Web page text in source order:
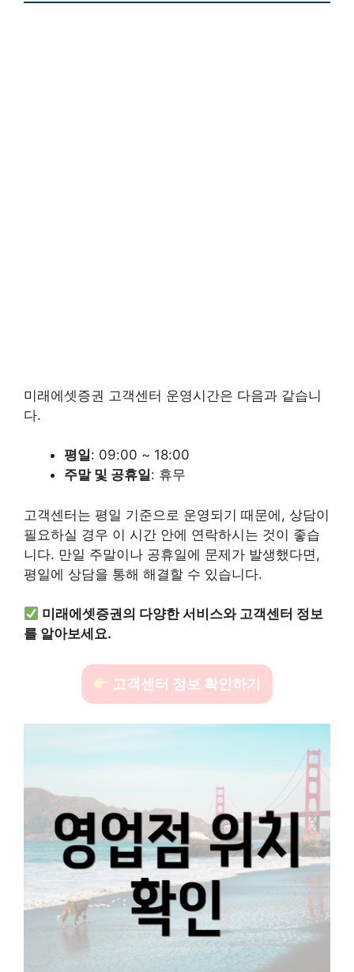
미래에셋증권 고객센터 운영시간은 다음과 같습니
다.
평일: 09:00 ~ 18:00
주말 및 공휴일: 휴무
고객센터는 평일 기준으로 운영되기 때문에, 상담이
필요하실 경우 이 시간 안에 연락하시는 것이 좋습
니다. 만일 주말이나 공휴일에 문제가 발생했다면,
평일에 상담을 통해 해결할 수 있습니다.
미래에셋증권의 다양한 서비스와 고객센터 정보
를 알아보세요.
고객센터 정보 확인하기